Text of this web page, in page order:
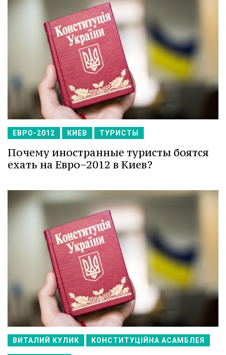
ЕВРО-2012 КИЕВ ТУРИСТЫ
Почему иностранные туристы боятся
ехать на Евро−2012 в Киев?
ВИТАЛИЙ КУЛИК КОНСТИТУЦІЙНА АСАМБЛЕЯ